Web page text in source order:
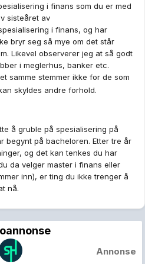
i finans som du er med
sisteåret av
i finans, og har
bryr seg så mye om det står
Likevel observerer jeg at så godt
i meglerhus, banker etc.
samme stemmer ikke for de som
skyldes andre forhold.
å gruble på spesialisering på
begynt på bacheloren. Etter tre år
og det kan tenkes du har
da velger master i finans eller
inn), er ting du ikke trenger å
nå.
Annonse